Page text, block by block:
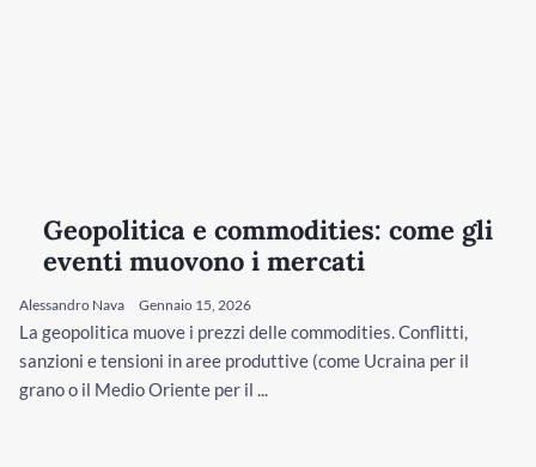
Geopolitica e commodities: come gli
eventi muovono i mercati
Alessandro Nava Gennaio 15, 2026
La geopolitica muove i prezzi delle commodities. Conflitti,
sanzioni e tensioni in aree produttive (come Ucraina per il
grano o il Medio Oriente per il ...